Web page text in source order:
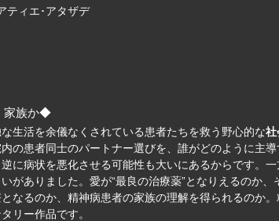
ティエ･アタザデ
家族か◆
生活を余儀なくされている患者たちを救う野心的な社
の患者同士のパートナー選びを、誰がどのように主
に病状を悪化させる可能性も大いにあるからです。
ありました。愛が“最良の治療薬”となりえるのか、
なるのか、精神病患者の家族の理解を得られるのか
リー作品です。